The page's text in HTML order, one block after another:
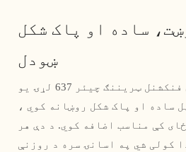
ساده او پاک شکل
ښودل
د عصري فیشن ملټي فنکشنل ټریننګ چیئر 637 لړۍ یو
ساده او پاک شکل روښانه کوي ،
کې مناسب اضافه کوي. د دې هر
کولی شي په اسانۍ سره د روزنې